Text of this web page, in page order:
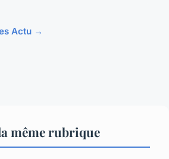
Actu →
même rubrique